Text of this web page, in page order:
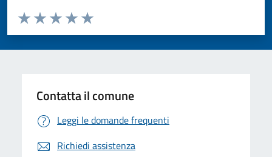
Valuta da 1 a 5 stelle la pagina
Valuta 5 stelle su 5
Valuta 4 stelle su 5
Valuta 3 stelle su 5
Valuta 2 stelle su 5
Valuta 1 stelle su 5
Contatta il comune
Leggi le domande frequenti
Richiedi assistenza